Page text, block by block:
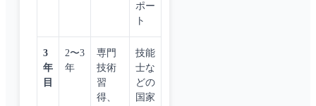
ポー
ト
3
年
目
2〜3
年
専門
技術
習
得、
技能
士な
どの
国家